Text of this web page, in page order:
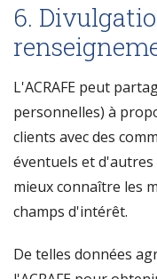
6.
L'ACRAFE peut
personnelles) à
clients avec des
éventuels et
mieux connaître les
champs d'intérêt.
De telles données